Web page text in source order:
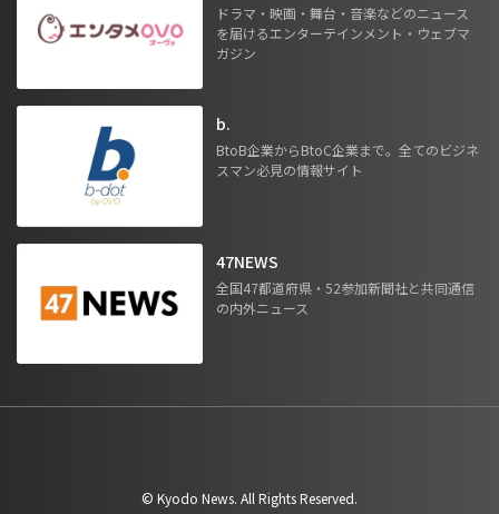
ドラマ・映画・舞台・音楽などのニュース
を届けるエンターテインメント・ウェブマ
ガジン
b.
BtoB企業からBtoC企業まで。全てのビジネ
スマン必見の情報サイト
47NEWS
全国47都道府県・52参加新聞社と共同通信
の内外ニュース
©︎ Kyodo News. All Rights Reserved.